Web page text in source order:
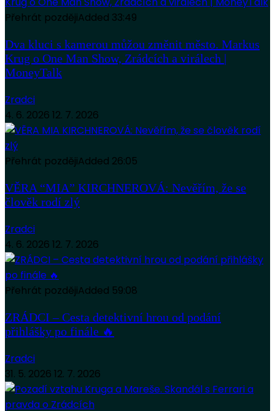
Přehrát pozdějiAdded 33:49
Dva kluci s kamerou můžou změnit město. Markus
Krug o One Man Show, Zrádcích a virálech |
MoneyTalk
Zradci
4. 6. 2026 12. 7. 2026
Přehrát pozdějiAdded 26:05
VĚRA “MIA” KIRCHNEROVÁ: Nevěřím, že se
člověk rodí zlý
Zradci
4. 6. 2026 12. 7. 2026
Přehrát pozdějiAdded 59:08
ZRÁDCI – Cesta detektivní hrou od podání
přihlášky po finále 🔥
Zradci
31. 5. 2026 12. 7. 2026